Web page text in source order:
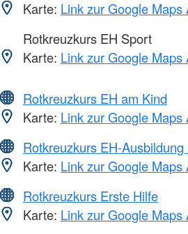
Karte: Link zur Google Maps
Rotkreuzkurs EH Sport
Karte: Link zur Google Maps
Rotkreuzkurs EH am Kind
Karte: Link zur Google Maps
Rotkreuzkurs EH-Ausbildung
Karte: Link zur Google Maps
Rotkreuzkurs Erste Hilfe
Karte: Link zur Google Maps